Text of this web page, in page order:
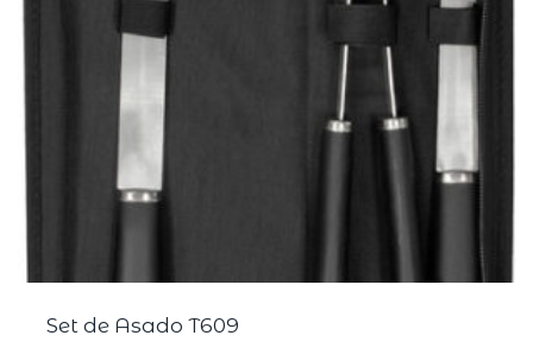
Set de Asado T609